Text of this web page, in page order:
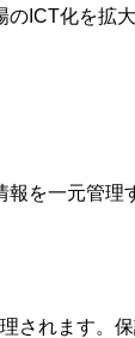
ICT化を拡
を一元管理
されます。